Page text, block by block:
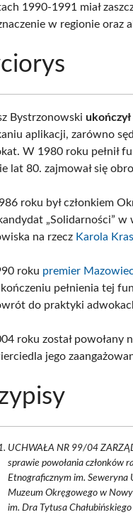
1990-1991 miał
w regionie oraz
Bystrzonowski
aplikacji, zarówno
W 1980 roku pełnił
lat 80. zajmował się
roku był członkiem
„Solidarności”
na rzecz Karola
roku premier
pełnienia tej
do praktyki
roku został powołany
jego
UCHWAŁA NR 99/04
sprawie powołania członków
Etnograficznym im. Seweryna
Muzeum Okręgowego w
im. Dra Tytusa